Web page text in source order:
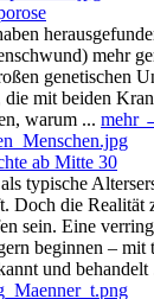
mehr
genetischen
mit beiden
warum ... mehr
ab Mitte 30
typische
Doch die Realität
sein. Eine
beginnen – mit
und behandelt